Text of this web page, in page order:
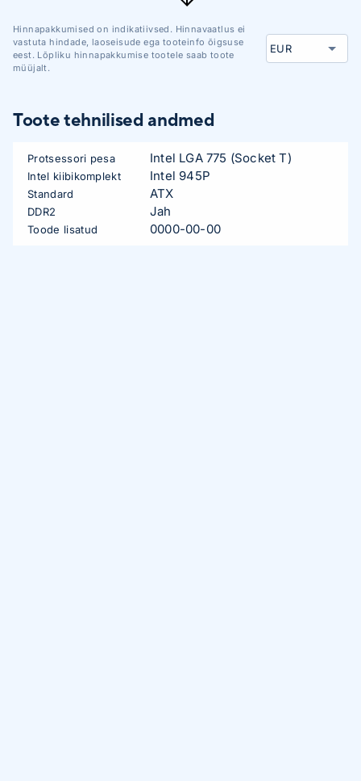
Hinnapakkumised on indikatiivsed. Hinnavaatlus ei
vastuta hindade, laoseisude ega tooteinfo õigsuse
eest. Lõpliku hinnapakkumise tootele saab toote
müüjalt.
Toote tehnilised andmed
Protsessori pesa Intel LGA 775 (Socket T)
Intel kiibikomplekt Intel 945P
Standard ATX
DDR2 Jah
Toode lisatud 0000-00-00